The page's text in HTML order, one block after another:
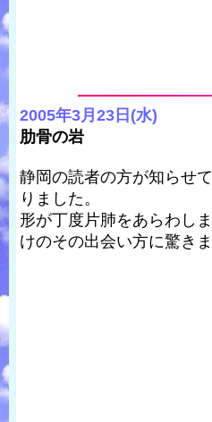
2005年3月23日(水)
肋骨の岩
静岡の読者の方が知らせ
りました。
形が丁度片肺をあらわし
けのその出会い方に驚きま